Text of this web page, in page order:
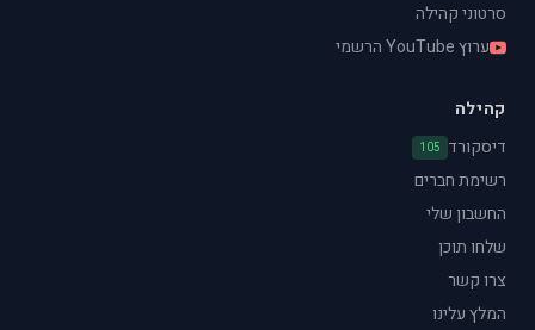
סרטוני קהילה
ערוץ YouTube הרשמי
קהילה
דיסקורד 105
רשימת חברים
החשבון שלי
שלחו תוכן
צרו קשר
המלץ עלינו